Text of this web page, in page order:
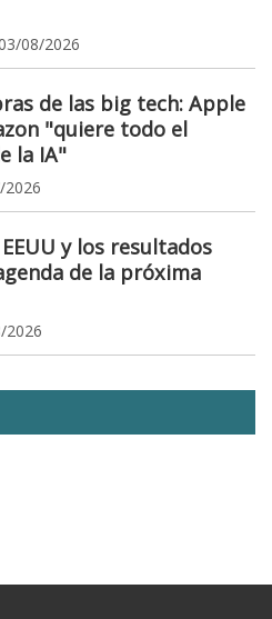
08/2026
de las big tech: Apple
"quiere todo el
la IA"
2026
y los resultados
de la próxima
2026